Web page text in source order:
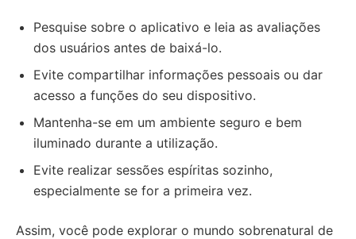
Pesquise sobre o aplicativo e leia as avaliações
dos usuários antes de baixá-lo.
Evite compartilhar informações pessoais ou dar
acesso a funções do seu dispositivo.
Mantenha-se em um ambiente seguro e bem
iluminado durante a utilização.
Evite realizar sessões espíritas sozinho,
especialmente se for a primeira vez.
Assim, você pode explorar o mundo sobrenatural de